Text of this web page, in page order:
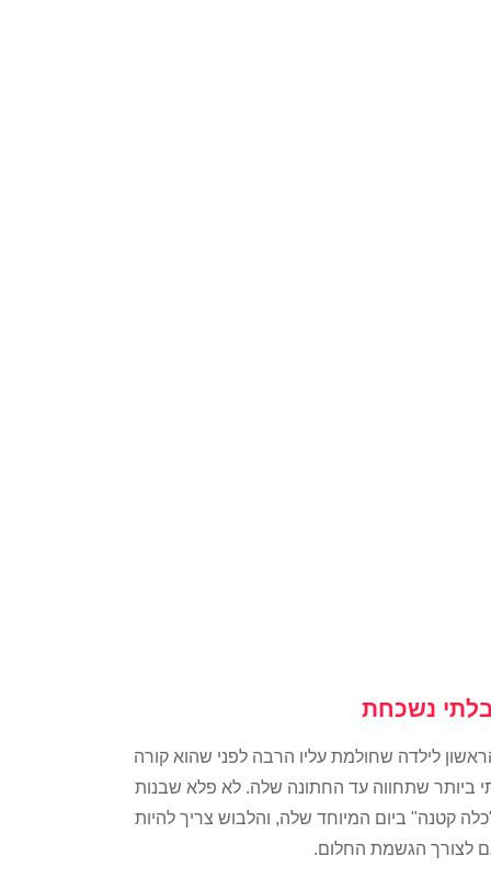
נשכחת
לילדה שחולמת עליו הרבה לפני שהוא קורה
ביותר שתחווה עד החתונה שלה. לא פלא שבנות
קטנה" ביום המיוחד שלה, והלבוש צריך להיות
לצורך הגשמת החלום.